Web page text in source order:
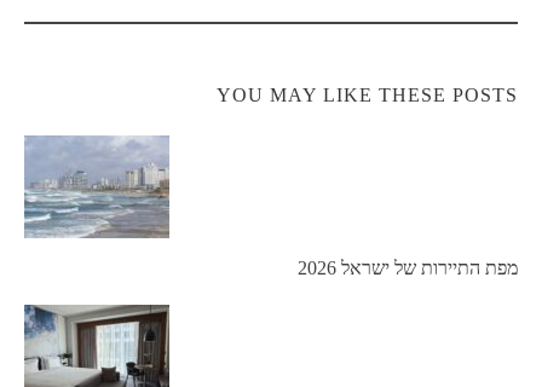
YOU MAY LIKE THESE POSTS
מפת התיירות של ישראל 2026